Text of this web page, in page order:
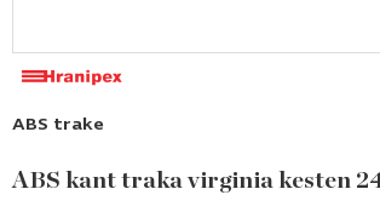
ABS trake
ABS kant traka virginia kesten